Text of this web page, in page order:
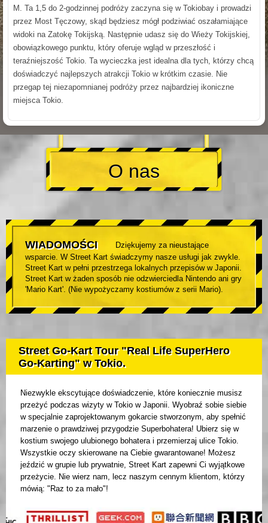
M. Ta 1,5 do 2-godzinnej podróży zaczyna się w Tokiobay i prowadzi
przez Most Tęczowy, skąd będziesz mógł podziwiać oszałamiające
widoki na Zatokę Tokijską. Następnie udasz się do Wieży Tokijskiej,
obowiązkowego punktu, który oferuje wgląd w przeszłość i
teraźniejszość Tokio. Ta wycieczka jest idealna dla tych, którzy chcą
doświadczyć najlepszych atrakcji Tokio w krótkim czasie. Nie
przegap tej niezapomnianej podróży przez najbardziej ikoniczne
miejsca Tokio.
O nas
WIADOMOŚCI
Dziękujemy za nieustające
wsparcie. W Street Kart świadczymy nasze usługi jak zwykle.
Street Kart w pełni przestrzega lokalnych przepisów w Japonii.
Street Kart w żaden sposób nie odzwierciedla Nintendo ani gry
'Mario Kart'. (Nie wypożyczamy kostiumów z serii Mario).
Street Go-Kart Tour "Real Life SuperHero
Go-Karting" w Tokio.
Niezwykle ekscytujące doświadczenie, które koniecznie musisz
przeżyć podczas wizyty w Tokio w Japonii. Wyobraź sobie siebie
w specjalnie zaprojektowanym gokarcie stworzonym, aby spełnić
marzenie o prawdziwej przygodzie Superbohatera! Ubierz się w
kostium swojego ulubionego bohatera i przemierzaj ulice Tokio.
Wszystkie oczy skierowane na Ciebie gwarantowane! Możesz
jeździć w grupie lub prywatnie, Street Kart zapewni Ci wyjątkowe
przeżycie. Nie wierz nam, lecz naszym cennym klientom, którzy
mówią: "Raz to za mało"!